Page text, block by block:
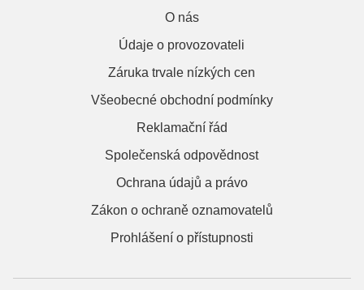
O nás
Údaje o provozovateli
Záruka trvale nízkých cen
Všeobecné obchodní podmínky
Reklamační řád
Společenská odpovědnost
Ochrana údajů a právo
Zákon o ochraně oznamovatelů
Prohlášení o přístupnosti